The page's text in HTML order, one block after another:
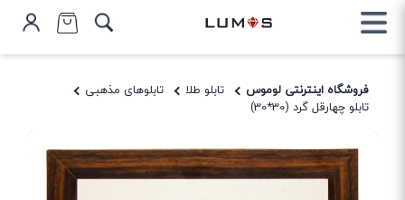
فروشگاه اینترنتی لوموس تابلو طلا
تابلوهای مذهبی
تابلو چهارقل گرد (30*30)